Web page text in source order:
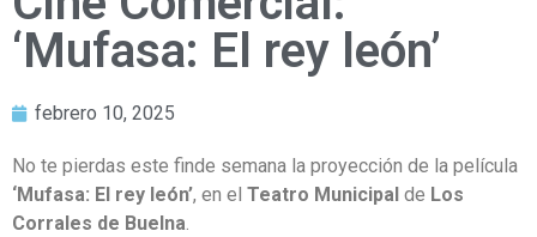
‘Mufasa: El rey león’
febrero 10, 2025
No te pierdas este finde semana la proyección de la película
‘Mufasa: El rey león’, en el Teatro Municipal de Los
Corrales de Buelna.